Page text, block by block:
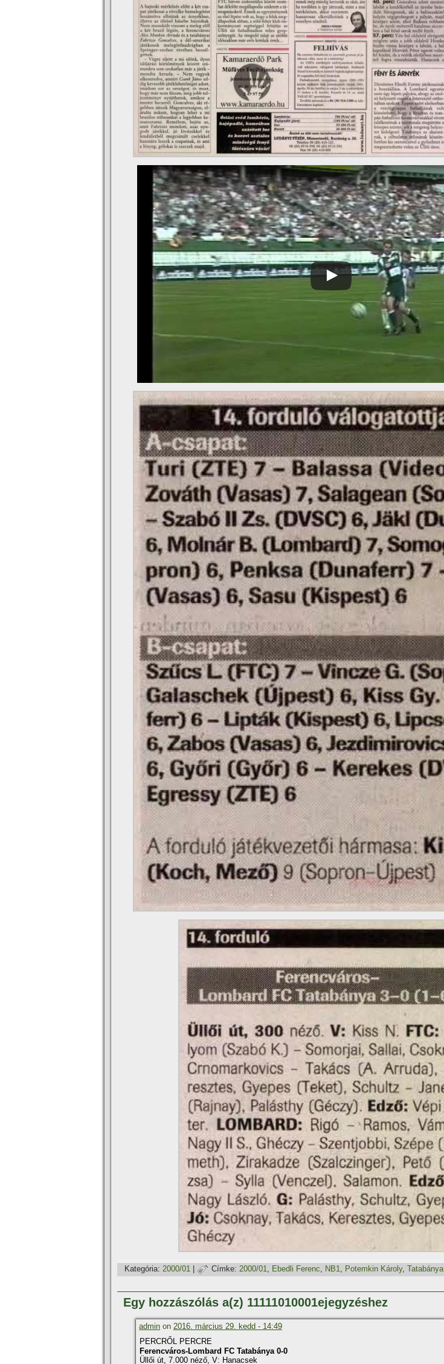
Kategória: 2000/01 Címke: 2000/01, Ebedli Ferenc, NB1, Potemkin Károly, Tatabánya
Egy hozzászólás a(z) 11111010001ejegyzéshez
admin on 2016. március 29. kedd - 14:49
PERCRŐL PERCRE
Ferencváros-Lombard FC Tatabánya 0-0
Üllői út, 7.000 néző, V: Hanacsek